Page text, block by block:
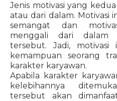
Jenis motivasi yang
atau dari dalam. Motivasi
semangat dan
menggali dari dalam
tersebut. Jadi, motivasi
kemampuan seorang
karakter karyawan.
Apabila karakter
kelebihannya
tersebut akan